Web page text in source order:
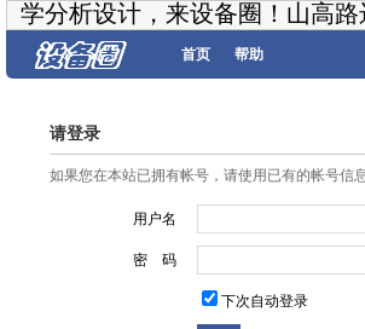
学分析设计，来设备圈！山高
首页 帮助
请登录
如果您在本站已拥有帐号，请使用已有的帐号信
用户名
密 码
下次自动登录